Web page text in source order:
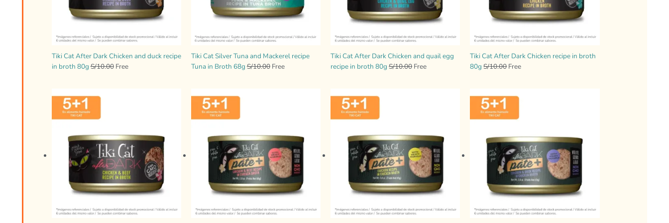
Tiki Cat After Dark Chicken and duck recipe
in broth 80gS/10.00 Free
Tiki Cat Silver Tuna and Mackerel recipe
Tuna in Broth 68gS/10.00 Free
Tiki Cat After Dark Chicken and quail egg
recipe in broth 80g S/10.00 Free
Tiki Cat After Dark Chicken recipe in broth
80g S/10.00Free
S/10.00.
Free.
S/10.00.
Free.
S/10.00.
Free.
S/10.00.
Free.